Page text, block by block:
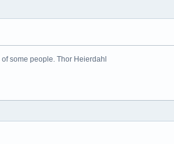
some people. Thor Heierdahl